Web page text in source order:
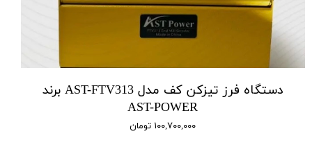
دستگاه فرز تیزکن کف مدل AST-FTV313 برند
AST-POWER
۱۰۰,۷۰۰,۰۰۰ تومان